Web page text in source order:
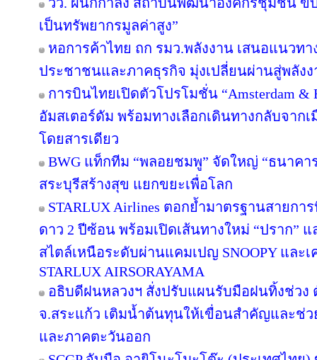
เป็นทรัพยากรมูลค่าสูง”
หอการค้าไทย ถก รมว.พลังงาน เสนอแนวท
ประชาชนและภาคธุรกิจ มุ่งเปลี่ยนผ่านสู่พลัง
การบินไทยเปิดตัวโปรโมชั่น “Amsterdam &
อัมสเตอร์ดัม พร้อมทางเลือกเดินทางกลับจาก
โดยสารเดียว
BWG แท็กทีม “พลอยชมพู” จัดใหญ่ “ธนาคา
สระบุรีสร้างสุข แยกขยะเพื่อโลก
STARLUX Airlines ตอกย้ำมาตรฐานสายกา
ดาว 2 ปีซ้อน พร้อมเปิดเส้นทางใหม่ “ปราก”
สไตล์เหนือระดับผ่านแคมเปญ SNOOPY และ
STARLUX AIRSORAYAMA
อธิบดีฝนหลวงฯ สั่งปรับแผนรับมือฝนทิ้งช่วง
จ.สระแก้ว เติมน้ำต้นทุนให้เขื่อนสำคัญและช่ว
และภาคตะวันออก